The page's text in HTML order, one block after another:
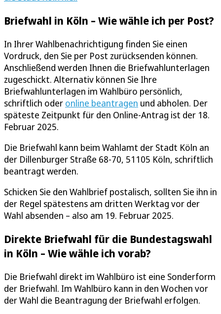
Briefwahl in Köln – Wie wähle ich per Post?
In Ihrer Wahlbenachrichtigung finden Sie einen
Vordruck, den Sie per Post zurücksenden können.
Anschließend werden Ihnen die Briefwahlunterlagen
zugeschickt. Alternativ können Sie Ihre
Briefwahlunterlagen im Wahlbüro persönlich,
schriftlich oder online beantragen und abholen. Der
späteste Zeitpunkt für den Online-Antrag ist der 18.
Februar 2025.
Die Briefwahl kann beim Wahlamt der Stadt Köln an
der Dillenburger Straße 68-70, 51105 Köln, schriftlich
beantragt werden.
Schicken Sie den Wahlbrief postalisch, sollten Sie ihn in
der Regel spätestens am dritten Werktag vor der
Wahl absenden – also am 19. Februar 2025.
Direkte Briefwahl für die Bundestagswahl
in Köln – Wie wähle ich vorab?
Die Briefwahl direkt im Wahlbüro ist eine Sonderform
der Briefwahl. Im Wahlbüro kann in den Wochen vor
der Wahl die Beantragung der Briefwahl erfolgen.